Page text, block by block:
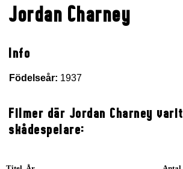
Jordan Charney
Info
Födelseår: 1937
Filmer där Jordan Charney varit
skådespelare: